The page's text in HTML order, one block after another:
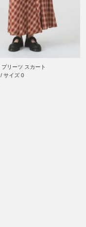
リーツ スカート
サイズ 0